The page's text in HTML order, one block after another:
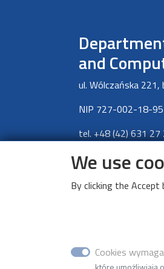
and
ul. Wólczańska
NIP 727-002-18-95
tel. +48 (42) 631 27
e-mail
We use
By clicking the
Cookies